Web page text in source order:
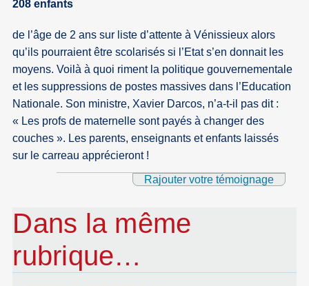
208 enfants
de l’âge de 2 ans sur liste d’attente à Vénissieux alors
qu’ils pourraient être scolarisés si l’Etat s’en donnait les
moyens. Voilà à quoi riment la politique gouvernementale
et les suppressions de postes massives dans l’Education
Nationale. Son ministre, Xavier Darcos, n’a-t-il pas dit :
« Les profs de maternelle sont payés à changer des
couches ». Les parents, enseignants et enfants laissés
sur le carreau apprécieront !
Rajouter votre témoignage
Dans la même
rubrique…